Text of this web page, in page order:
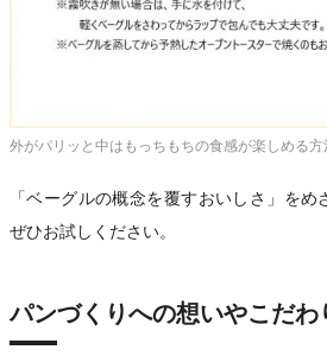
外がパリッと中はもっちもちの食感が楽しめる方
「ベーグルの概念を覆すおいしさ」をめ
ぜひお試しください。
パンづくりへの想いやこだわ